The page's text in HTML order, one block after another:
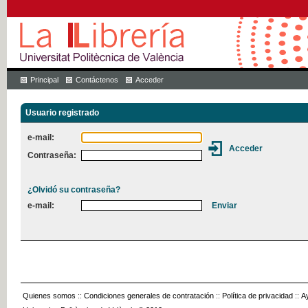
Principal Contáctenos Acceder
Usuario registrado
e-mail:
Contraseña:
¿Olvidó su contraseña?
e-mail:
Quienes somos :: Condiciones generales de contratación :: Política de privacidad ::